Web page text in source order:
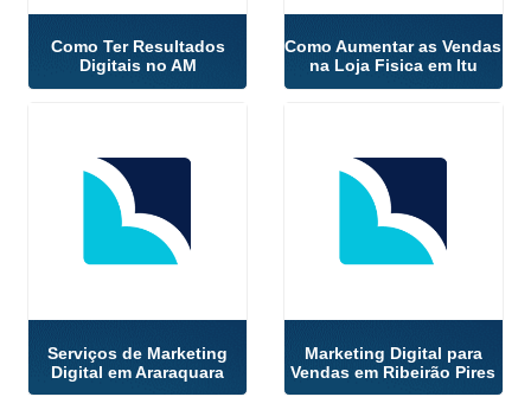
Como Ter Resultados
Digitais no AM
Como Aumentar as Vendas
na Loja Fisica em Itu
Serviços de Marketing
Digital em Araraquara
Marketing Digital para
Vendas em Ribeirão Pires